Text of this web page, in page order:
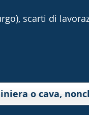
scarti di